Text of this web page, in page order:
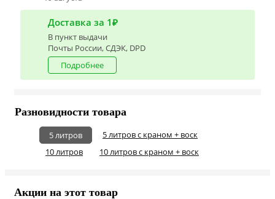
Доставка за 1₽
В пункт выдачи
Почты России, СДЭК, DPD
Подробнее
Разновидности товара
5 литров
5 литров c краном + воск
10 литров
10 литров c краном + воск
Акции на этот товар